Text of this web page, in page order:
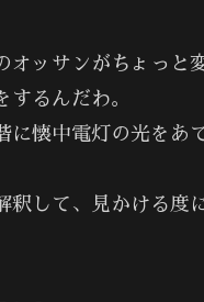
ッサンがちょっと
るんだわ。
懐中電灯の光をあ
して、見かける度